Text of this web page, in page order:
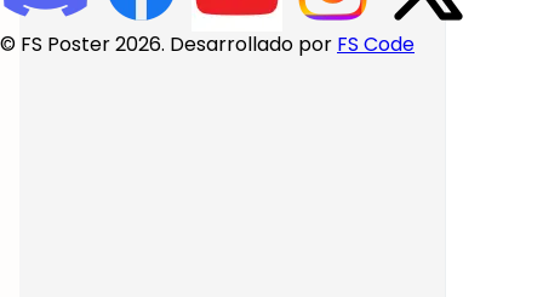
© FS Poster 2026. Desarrollado por FS Code